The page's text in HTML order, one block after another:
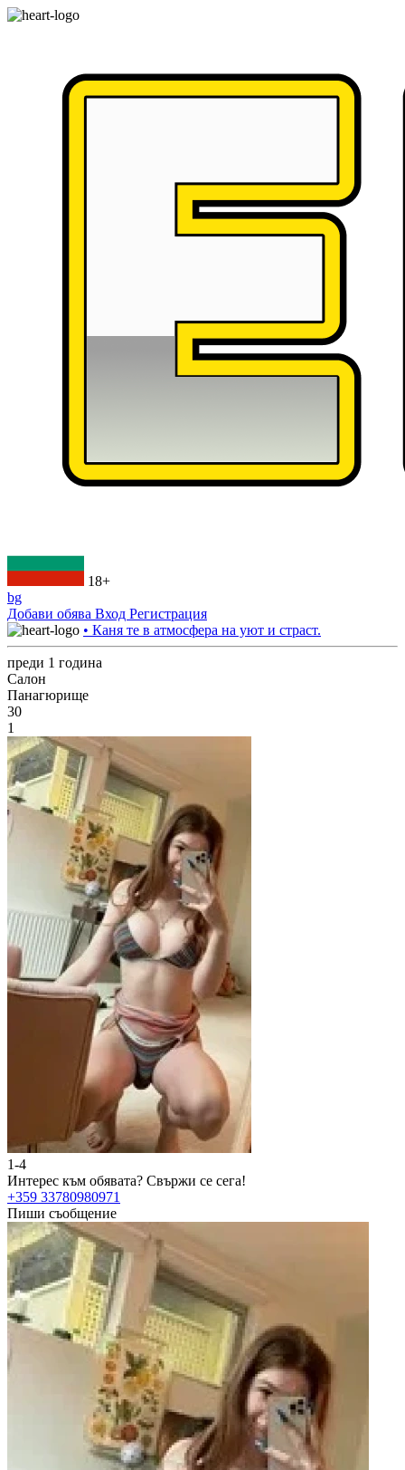
18+
bg
Добави обява Вход Регистрация
• Каня те в атмосфера на уют и страст.
преди 1 година
Салон
Панагюрище
30
1
1-4
Интерес към обявата? Свържи се сега!
+359 33780980971
Пиши съобщение